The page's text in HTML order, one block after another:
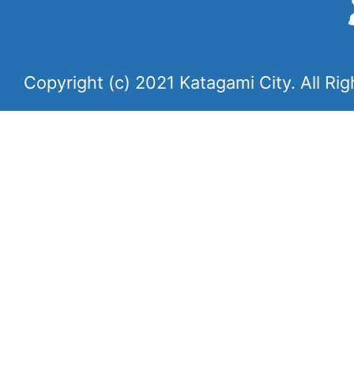
Copyright (c) 2021 Katagami City. All